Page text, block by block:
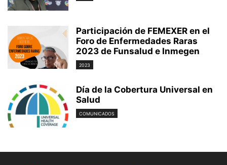
Participación de FEMEXER en el
Foro de Enfermedades Raras
2023 de Funsalud e Inmegen
2023
Día de la Cobertura Universal en
Salud
COMUNICADOS